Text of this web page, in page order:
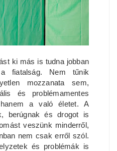
ki más is tudna jobban
fiatalság. Nem tűnik
mozzanata sem,
és problémamentes
a való életet. A
berúgnak és drogot is
veszünk minderről,
nem csak erről szól.
és problémák is